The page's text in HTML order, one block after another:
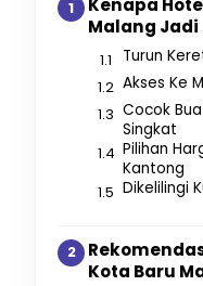
Kenapa
Malang
Turun
Akses Ke
Cocok
Singkat
Pilihan
Kantong
Dikelilingi
Kota Baru